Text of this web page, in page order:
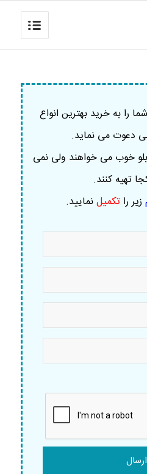
را به خرید بهترین انواع
دعوت می نماید.
خوب می خواهند ولی نمی
تهیه کنند.
زیر را تکمیلنمایید.